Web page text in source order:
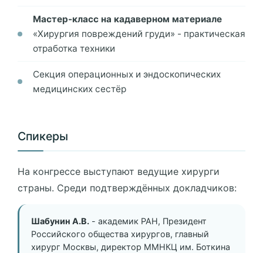
Мастер-класс на кадаверном материале
«Хирургия повреждений груди» - практическая
отработка техники
Секция операционных и эндоскопических
медицинских сестёр
Спикеры
На конгрессе выступают ведущие хирурги
страны. Среди подтверждённых докладчиков:
Шабунин А.В. - академик РАН, Президент
Российского общества хирургов, главный
хирург Москвы, директор ММНКЦ им. Боткина